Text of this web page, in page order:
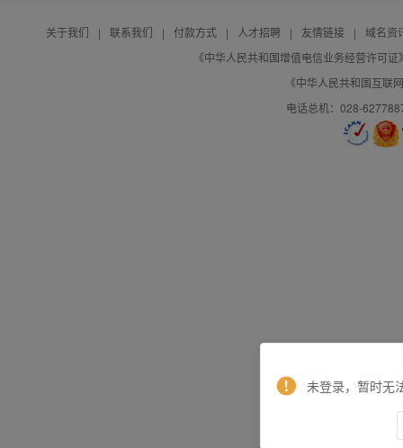
关于我们 | 联系我们 | 付款方式 | 人才招聘 | 友情链接 |
域名资
《中华人民共和国增值电信业务经营许可
《中华人民共和国互联
电话总机：028-
未登录，暂时无